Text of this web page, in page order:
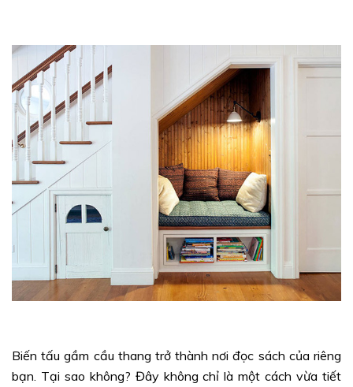
Biến tấu gầm cầu thang trở thành nơi đọc sách của riêng
bạn. Tại sao không? Đây không chỉ là một cách vừa tiết